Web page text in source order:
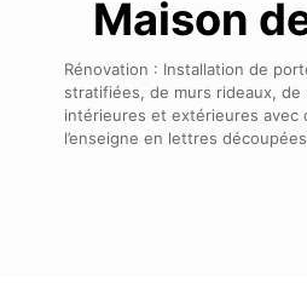
Maison
Rénovation : Installation de
stratifiées, de murs rideaux, de
intérieures et extérieures avec
l’enseigne en lettres